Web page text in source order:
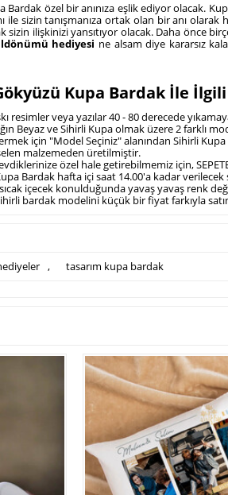
Bardak özel bir anınıza eşlik ediyor olacak.
ile sizin tanışmanıza ortak olan bir anı
ilişkinizi yansıtıyor olacak. Daha önce
hediyesi ne alsam diye kararsız
Kupa Bardak İle
resimler veya yazılar 40 - 80 derecede
Beyaz ve Sihirli Kupa olmak üzere 2 farklı
için "Model Seçiniz" alanından Sihirli
malzemeden üretilmiştir.
özel hale getirebilmemiz için,
Bardak hafta içi saat 14.00'a kadar
içecek konulduğunda yavaş yavaş renk
bardak modelini küçük bir fiyat farkıyla
, tasarım kupa bardak